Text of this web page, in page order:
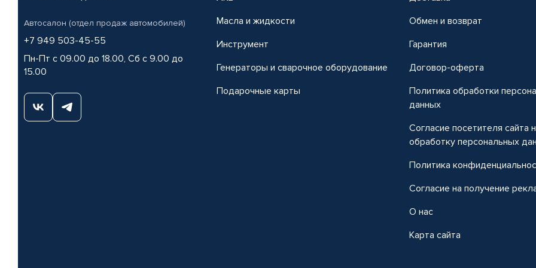
Автосалон (отдел продаж автомобилей)
+7 949 503-45-55
Пн-Пт с 09.00 до 18.00, Сб с 9.00 до
15.00
Масла и жидкости
Инструмент
Генераторы и сварочное оборудование
Подарочные карты
Обмен и возврат
Гарантия
Договор-оферта
Политика обработки
данных
Согласие посетителя сайта
обработку персональных
Политика
Согласие на получение
О нас
Карта сайта